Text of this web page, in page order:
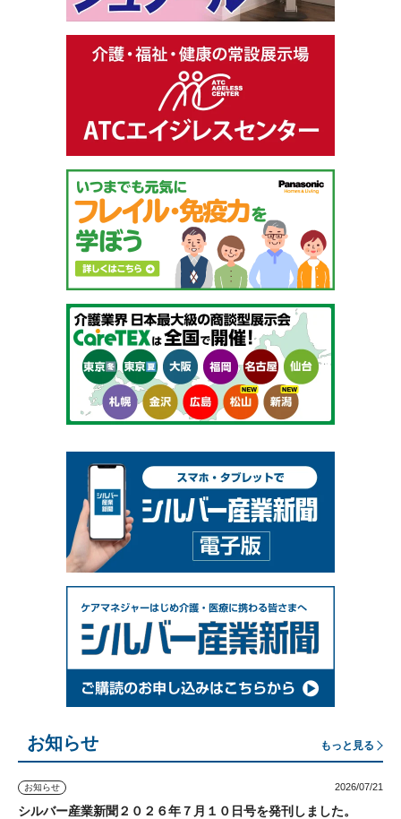
お知らせ もっと見る
お知らせ 2026/07/21
シルバー産業新聞２０２６年７月１０日号を発刊しました。